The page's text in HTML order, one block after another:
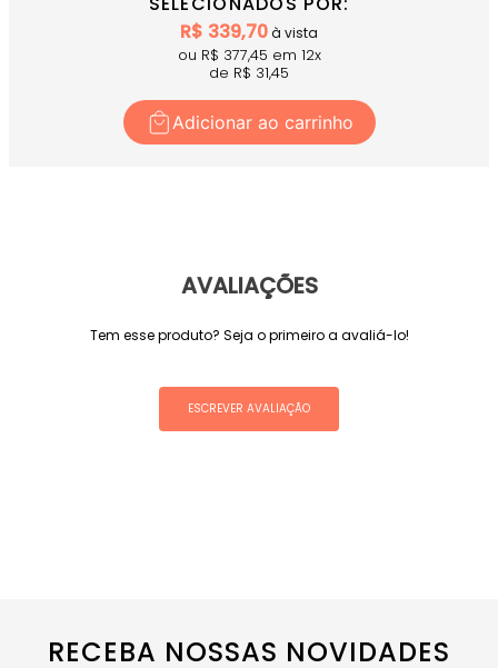
R$ 339,70à vista
ou R$ 377,45 em 12x
de R$ 31,45
Adicionar ao carrinho
AVALIAÇÕES
Tem esse produto? Seja o primeiro a avaliá-lo!
ESCREVER AVALIAÇÃO
RECEBA NOSSAS NOVIDADES